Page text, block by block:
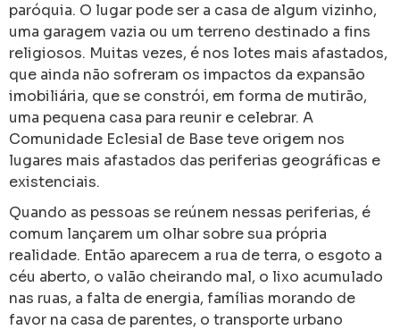
paróquia. O lugar pode ser a casa de algum vizinho,
uma garagem vazia ou um terreno destinado a fins
religiosos. Muitas vezes, é nos lotes mais afastados,
que ainda não sofreram os impactos da expansão
imobiliária, que se constrói, em forma de mutirão,
uma pequena casa para reunir e celebrar. A
Comunidade Eclesial de Base teve origem nos
lugares mais afastados das periferias geográficas e
existenciais.
Quando as pessoas se reúnem nessas periferias, é
comum lançarem um olhar sobre sua própria
realidade. Então aparecem a rua de terra, o esgoto a
céu aberto, o valão cheirando mal, o lixo acumulado
nas ruas, a falta de energia, famílias morando de
favor na casa de parentes, o transporte urbano